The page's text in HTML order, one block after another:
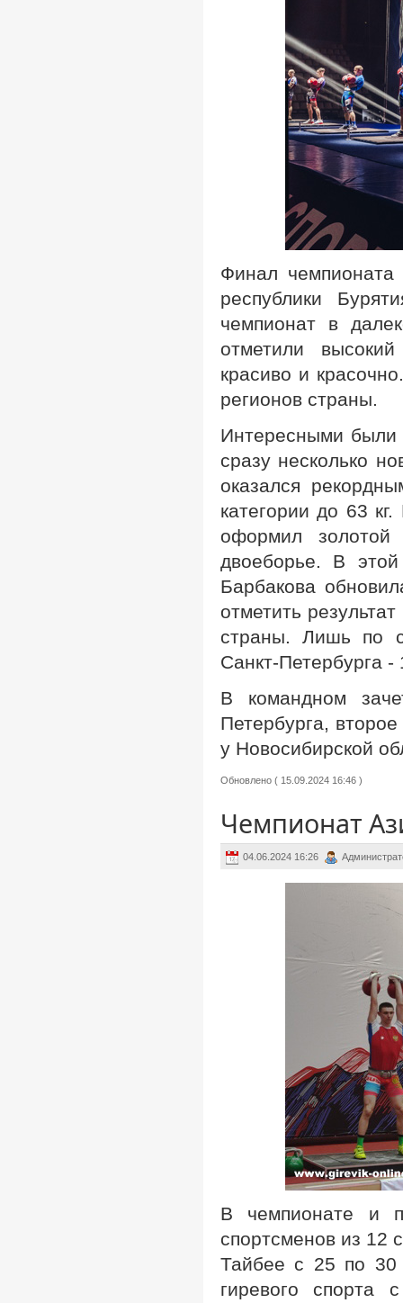
Финал
республики
чемпионат в
отметили
красиво и
регионов страны.
Интересными были
сразу несколько
оказался
категории до 63
оформил
двоеборье. В
Барбакова
отметить
страны. Лишь по
Санкт-Петербурга
В командном
Петербурга,
у Новосибирской
Обновлено ( 15.09.2024 16:46 )
Чемпионат
04.06.2024 16:26
В чемпионате и
спортсменов из 12
Тайбее с 25 по 30
гиревого спорта